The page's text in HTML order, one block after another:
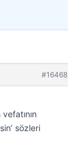
#16468
sözleri